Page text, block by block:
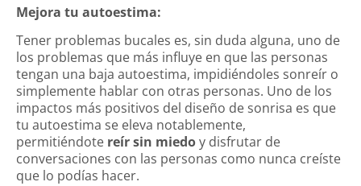
Mejora tu autoestima:
Tener problemas bucales es, sin duda alguna, uno de
los problemas que más influye en que las personas
tengan una baja autoestima, impidiéndoles sonreír o
simplemente hablar con otras personas. Uno de los
impactos más positivos del diseño de sonrisa es que
tu autoestima se eleva notablemente,
permitiéndote reír sin miedoy disfrutar de
conversaciones con las personas como nunca creíste
que lo podías hacer.